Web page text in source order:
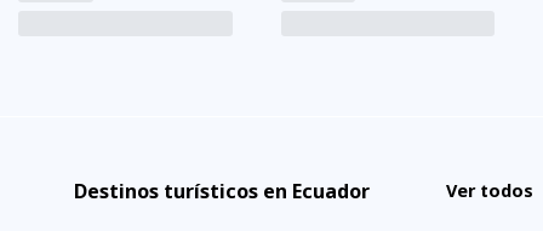
Destinos turísticos en Ecuador Ver todos